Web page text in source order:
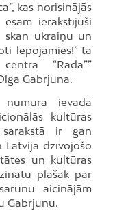
kas norisinājās
ierakstījuši
skan ukraiņu un
lepojamies!” tā
“Rada””
Gabrjuna.
ievadā
kultūras
sarakstā ir gan
Latvijā dzīvojošo
un kultūras
plašāk par
aicinājām
Gabrjunu.